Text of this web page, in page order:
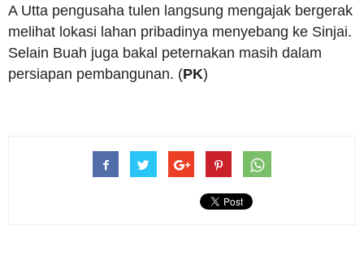
A Utta pengusaha tulen langsung mengajak bergerak
melihat lokasi lahan pribadinya menyebang ke Sinjai.
Selain Buah juga bakal peternakan masih dalam
persiapan pembangunan. (PK)